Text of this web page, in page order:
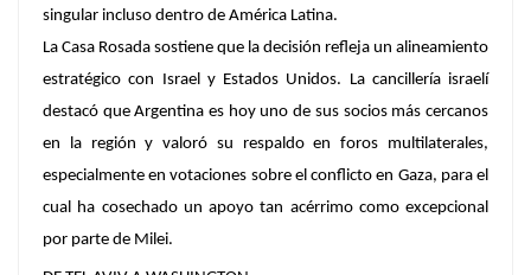
singular incluso dentro de América Latina.
La Casa Rosada sostiene que la decisión refleja un alineamiento
estratégico con Israel y Estados Unidos. La cancillería israelí
destacó que Argentina es hoy uno de sus socios más cercanos
en la región y valoró su respaldo en foros multilaterales,
especialmente en votaciones sobre el conflicto en Gaza, para el
cual ha cosechado un apoyo tan acérrimo como excepcional
por parte de Milei.